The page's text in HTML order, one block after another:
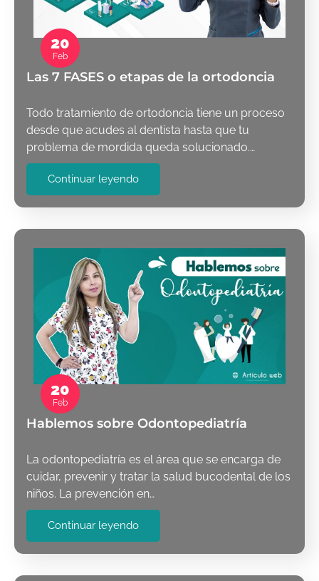
20
Feb
Las 7 FASES o etapas de la ortodoncia
Todo tratamiento de ortodoncia tiene un proceso
desde que acudes al dentista hasta que tu
problema de mordida queda solucionado.…
Continuar leyendo
20
Feb
Hablemos sobre Odontopediatría
La odontopediatría es el área que se encarga de
cuidar, prevenir y tratar la salud bucodental de los
niños. La prevención en…
Continuar leyendo